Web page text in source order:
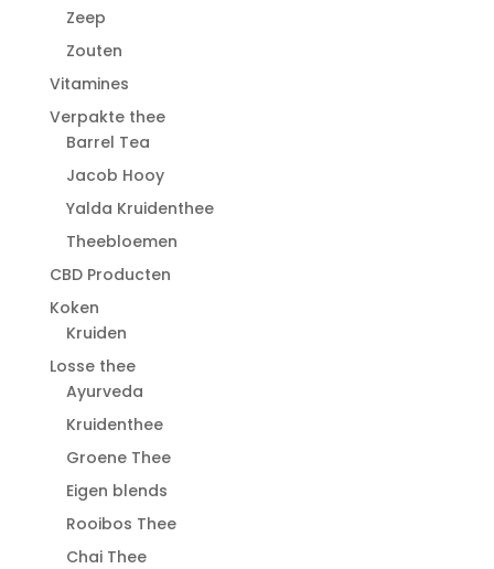
Zeep
Zouten
Vitamines
Verpakte thee
Barrel Tea
Jacob Hooy
Yalda Kruidenthee
Theebloemen
CBD Producten
Koken
Kruiden
Losse thee
Ayurveda
Kruidenthee
Groene Thee
Eigen blends
Rooibos Thee
Chai Thee